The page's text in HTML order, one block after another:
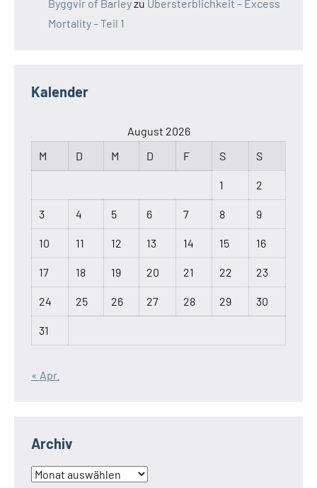
Byggvir of Barleyzu Übersterblichkeit – Excess
Mortality – Teil 1
Kalender
August 2026
M
D M D F S S
1 2
3 4 5 6 7 8 9
10 11 12 13 14 15 16
17 18 19 20 21 22 23
24 25 26 27 28 29 30
31
« Apr.
Archiv
Archiv